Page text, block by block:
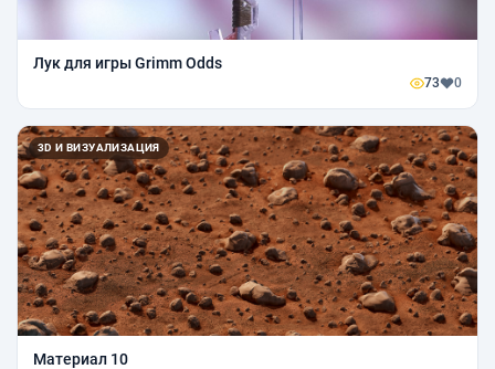
Лук для игры Grimm Odds
73 0
3D И ВИЗУАЛИЗАЦИЯ
Материал 10